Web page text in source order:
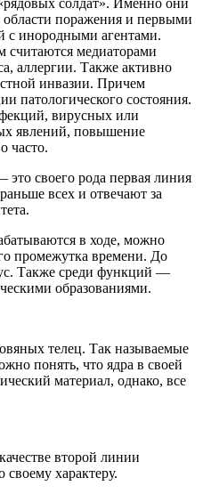
области поражения и первыми
с инородными агентами.
медиаторами
аллергии. Также активно
инвазии. Причем
патологического состояния.
вирусных или
явлений, повышение
часто.
своего рода первая линия
всех и отвечают за
в ходе, можно
промежутка времени. До
Также среди функций —
образованиями.
телец. Так называемые
понять, что ядра в своей
материал, однако, все
второй линии
характеру.